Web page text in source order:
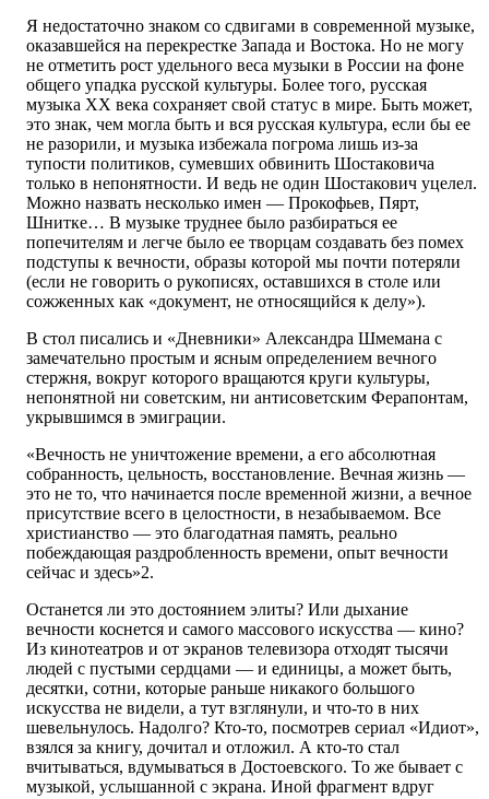
Я недостаточно знаком со сдвигами в современной музыке,
оказавшейся на перекрестке Запада и Востока. Но не могу
не отметить рост удельного веса музыки в России на фоне
общего упадка русской культуры. Более того, русская
музыка XX века сохраняет свой статус в мире. Быть может,
это знак, чем могла быть и вся русская культура, если бы ее
не разорили, и музыка избежала погрома лишь из-за
тупости политиков, сумевших обвинить Шостаковича
только в непонятности. И ведь не один Шостакович уцелел.
Можно назвать несколько имен — Прокофьев, Пярт,
Шнитке… В музыке труднее было разбираться ее
попечителям и легче было ее творцам создавать без помех
подступы к вечности, образы которой мы почти потеряли
(если не говорить о рукописях, оставшихся в столе или
сожженных как «документ, не относящийся к делу»).
В стол писались и «Дневники» Александра Шмемана с
замечательно простым и ясным определением вечного
стержня, вокруг которого вращаются круги культуры,
непонятной ни советским, ни антисоветским Ферапонтам,
укрывшимся в эмиграции.
«Вечность не уничтожение времени, а его абсолютная
собранность, цельность, восстановление. Вечная жизнь —
это не то, что начинается после временной жизни, а вечное
присутствие всего в целостности, в незабываемом. Все
христианство — это благодатная память, реально
побеждающая раздробленность времени, опыт вечности
сейчас и здесь»2.
Останется ли это достоянием элиты? Или дыхание
вечности коснется и самого массового искусства — кино?
Из кинотеатров и от экранов телевизора отходят тысячи
людей с пустыми сердцами — и единицы, а может быть,
десятки, сотни, которые раньше никакого большого
искусства не видели, а тут взглянули, и что-то в них
шевельнулось. Надолго? Кто-то, посмотрев сериал «Идиот»,
взялся за книгу, дочитал и отложил. А кто-то стал
вчитываться, вдумываться в Достоевского. То же бывает с
музыкой, услышанной с экрана. Иной фрагмент вдруг